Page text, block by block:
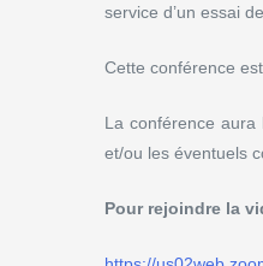
service d’un essai
Cette conférence
La conférence aura
et/ou les éventuels
Pour rejoindre la